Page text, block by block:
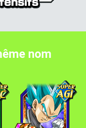
nom
Divin SS
Vegeta Super Saiyan